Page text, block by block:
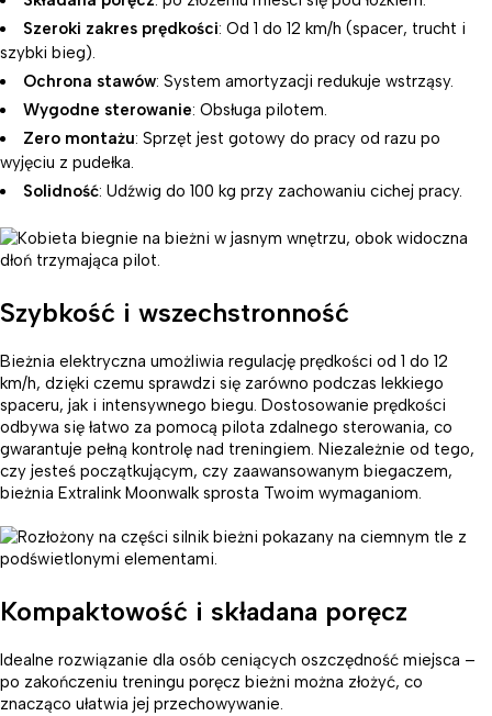
Szeroki zakres prędkości: Od 1 do 12 km/h (spacer, trucht i
szybki bieg).
Ochrona stawów: System amortyzacji redukuje wstrząsy.
Wygodne sterowanie: Obsługa pilotem.
Zero montażu: Sprzęt jest gotowy do pracy od razu po
wyjęciu z pudełka.
Solidność: Udźwig do 100 kg przy zachowaniu cichej pracy.
Szybkość i wszechstronność
Bieżnia elektryczna umożliwia regulację prędkości od 1 do 12
km/h, dzięki czemu sprawdzi się zarówno podczas lekkiego
spaceru, jak i intensywnego biegu. Dostosowanie prędkości
odbywa się łatwo za pomocą pilota zdalnego sterowania, co
gwarantuje pełną kontrolę nad treningiem. Niezależnie od tego,
czy jesteś początkującym, czy zaawansowanym biegaczem,
bieżnia Extralink Moonwalk sprosta Twoim wymaganiom.
Kompaktowość i składana poręcz
Idealne rozwiązanie dla osób ceniących oszczędność miejsca –
po zakończeniu treningu poręcz bieżni można złożyć, co
znacząco ułatwia jej przechowywanie.